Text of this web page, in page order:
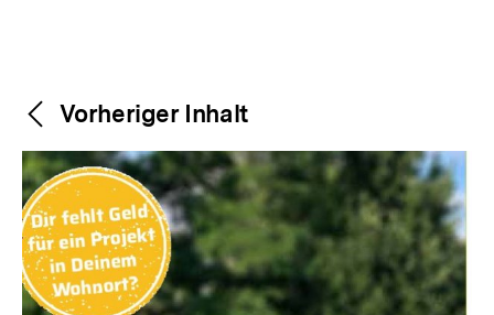
Weitere
Inhalte
Content-
Navigation
Vorheriger Inhalt